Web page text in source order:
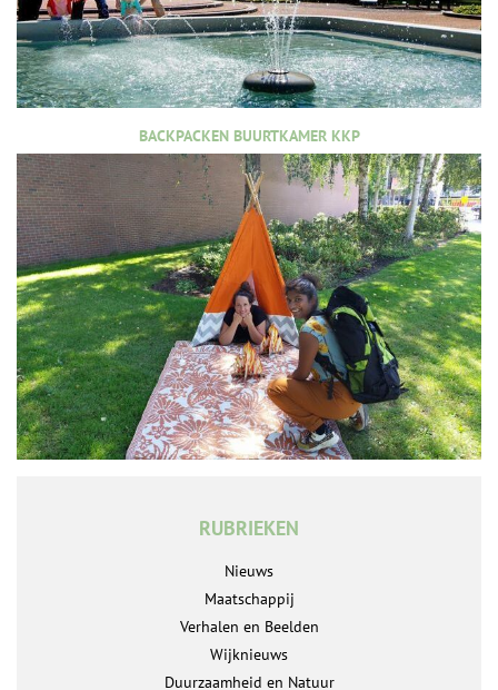
BACKPACKEN BUURTKAMER KKP
RUBRIEKEN
Nieuws
Maatschappij
Verhalen en Beelden
Wijknieuws
Duurzaamheid en Natuur